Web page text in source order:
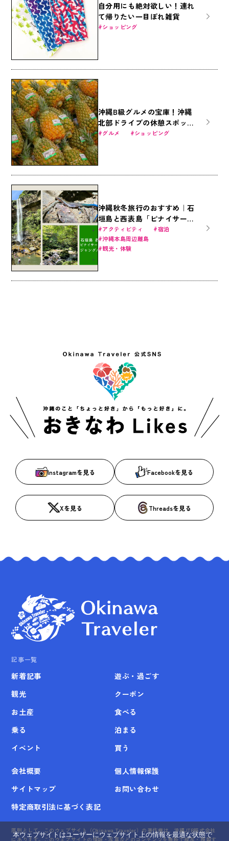
自分用にも絶対欲しい！連れ
て帰りたい一目ぼれ雑貨
ショッピング
沖縄B級グルメの宝庫！沖縄
北部ドライブの休憩スポット
「道の駅許田」の魅力に迫る
グルメ ショッピング
沖縄秋冬旅行のおすすめ｜石
垣島と西表島「ピナイサーラ
の滝」で大自然のジャングル
体験を！定番アクティビティ
とホテルで遊びつくそう！
アクティビティ
宿泊
沖縄本島周辺離島
観光・体験
Instagramを見る Facebookを見る
Xを見る Threadsを見る
記事一覧
新着記事
観光
お土産
乗る
イベント
遊ぶ・過ごす
クーポン
食べる
泊まる
買う
会社概要
個人情報保護
サイトマップ
お問い合わせ
特定商取引法に基づく表記
原則として、このウェブサイト（Okinawa Traveler）の著作権は、沖縄JTB株式会社
にあります。このウェブサイトの情報・写真などのコンテンツを無断で模写・複製す
本ウェブサイトはユーザーにウェブサイト上の情報を最適な状態で